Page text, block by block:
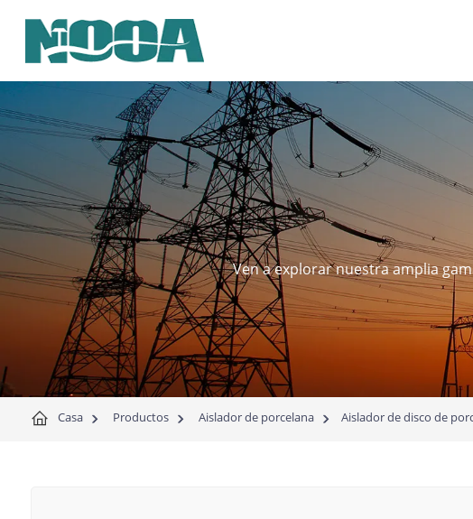
Ven a explorar nuestra amplia
Casa Productos Aislador de porcelana Aislador de disco de